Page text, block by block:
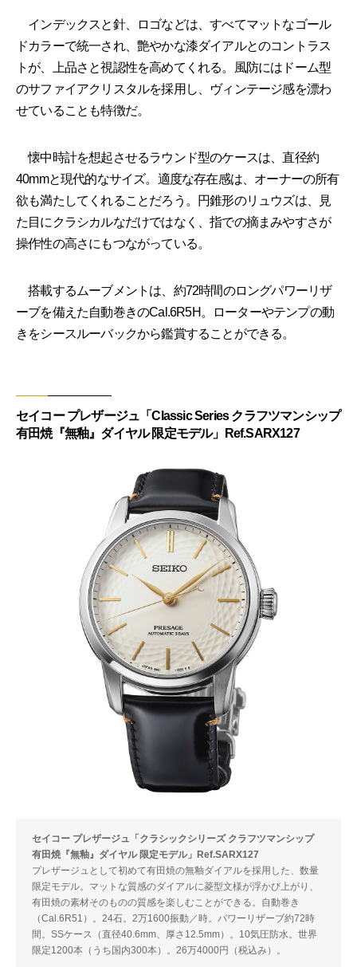
インデックスと針、ロゴなどは、すべてマットなゴール
ドカラーで統一され、艶やかな漆ダイアルとのコントラス
トが、上品さと視認性を高めてくれる。風防にはドーム型
のサファイアクリスタルを採用し、ヴィンテージ感を漂わ
せていることも特徴だ。
懐中時計を想起させるラウンド型のケースは、直径約
40mmと現代的なサイズ。適度な存在感は、オーナーの所有
欲も満たしてくれることだろう。円錐形のリュウズは、見
た目にクラシカルなだけではなく、指での摘まみやすさが
操作性の高さにもつながっている。
搭載するムーブメントは、約72時間のロングパワーリザ
ーブを備えた自動巻きのCal.6R5H。ローターやテンプの動
きをシースルーバックから鑑賞することができる。
セイコー プレザージュ「Classic Series クラフツマンシップ
有田焼『無釉』ダイヤル 限定モデル」Ref.SARX127
セイコー プレザージュ「クラシックシリーズ クラフツマンシップ
有田焼『無釉』ダイヤル 限定モデル」Ref.SARX127
プレザージュとして初めて有田焼の無釉ダイアルを採用した、数量
限定モデル。マットな質感のダイアルに菱型文様が浮かび上がり、
有田焼の素材そのものの質感を楽しむことができる。自動巻き
（Cal.6R51）。24石。2万1600振動／時。パワーリザーブ約72時
間。SSケース（直径40.6mm、厚さ12.5mm）。10気圧防水。世界
限定1200本（うち国内300本）。26万4000円（税込み）。